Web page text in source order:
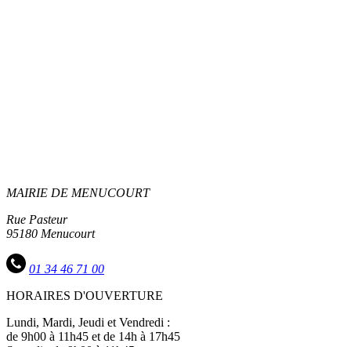
MAIRIE DE MENUCOURT
Rue Pasteur
95180 Menucourt
01 34 46 71 00
HORAIRES D'OUVERTURE
Lundi, Mardi, Jeudi et Vendredi :
de 9h00 à 11h45 et de 14h à 17h45